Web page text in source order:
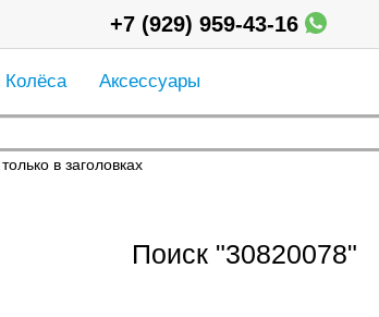
+7 (929) 959-43-16
Колёса Аксессуары
в заголовках
Поиск "30820078"